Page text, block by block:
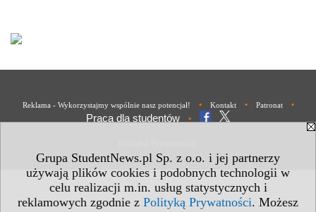
Grupa StudentNews.pl Sp. z o.o. i jej partnerzy
używają plików cookies i podobnych technologii w
celu realizacji m.in. usług statystycznych i
reklamowych zgodnie z Polityką Prywatności. Możesz
Reklama - Wykorzystajmy wspólnie nasz potencjał! • Kontakt • Patronat •
Praca dla studentów •